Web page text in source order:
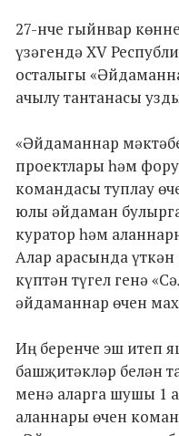
27-нче гыйнвар
үзәгендә XV
осталыгы
ачылу тантанасы
«Әйдаманнар
проектлары һәм
командасы туплау
юлы әйдаман
куратор һәм
Алар арасында үткән
күптән түгел генә
әйдаманнар өчен
Иң беренче эш итеп
башҗитәкләр белән
менә аларга шушы 1
аланнары өчен